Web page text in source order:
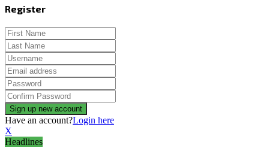
Register
Have an account?Login here
X
Headlines